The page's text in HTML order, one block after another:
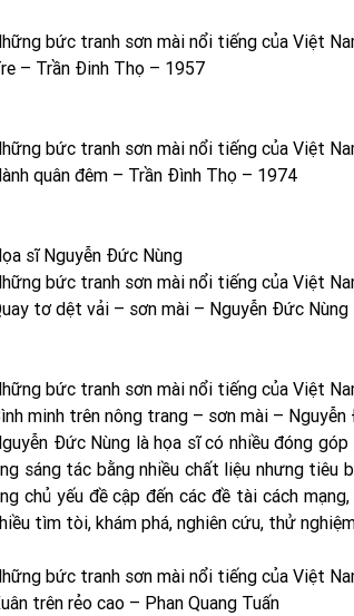
bức tranh sơn mài nổi tiếng của Việt
– Trần Đinh Thọ – 1957
bức tranh sơn mài nổi tiếng của Việt
quân đêm – Trần Đình Thọ – 1974
sĩ Nguyễn Đức Nùng
bức tranh sơn mài nổi tiếng của Việt
tơ dệt vải – sơn mài – Nguyễn Đức
bức tranh sơn mài nổi tiếng của Việt
minh trên nông trang – sơn mài –
Đức Nùng là họa sĩ có nhiều đóng
sáng tác bằng nhiều chất liệu nhưng tiêu
chủ yếu đề cập đến các đề tài cách
tìm tòi, khám phá, nghiên cứu, thử
bức tranh sơn mài nổi tiếng của Việt
trên rẻo cao – Phan Quang Tuấn